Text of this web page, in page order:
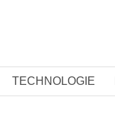
TECHNOLOGIE